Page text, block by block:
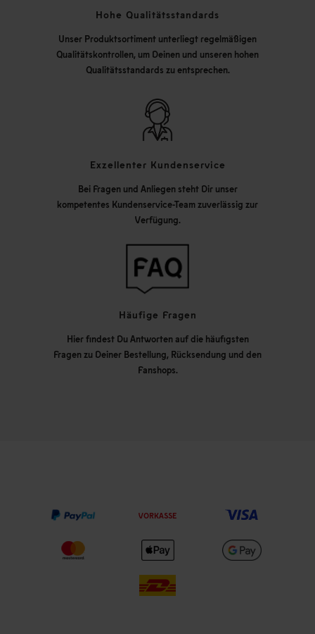
Hohe Qualitätsstandards
Unser Produktsortiment unterliegt regelmäßigen
Qualitätskontrollen, um Deinen und unseren hohen
Qualitätsstandards zu entsprechen.
Exzellenter Kundenservice
Bei Fragen und Anliegen steht Dir unser
kompetentes Kundenservice-Team zuverlässig zur
Verfügung.
Häufige Fragen
Hier findest Du Antworten auf die häufigsten
Fragen zu Deiner Bestellung, Rücksendung und den
Fanshops.
VORKASSE